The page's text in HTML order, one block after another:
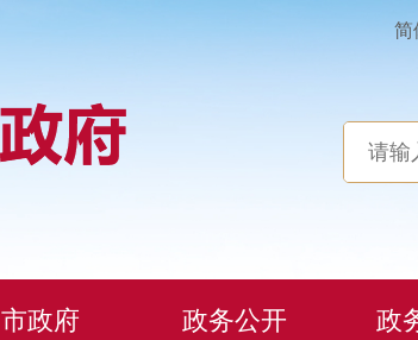
简
市政府 政务公开 政